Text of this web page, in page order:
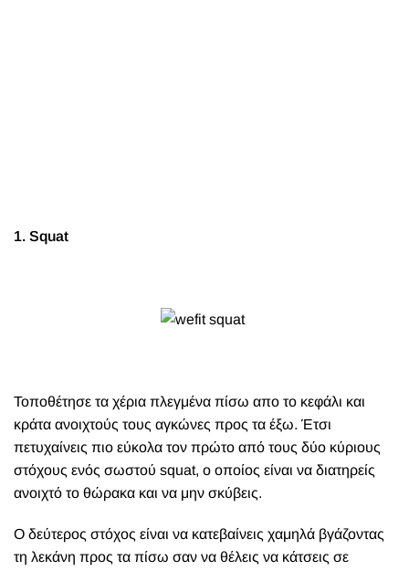
1. Squat
Τοποθέτησε τα χέρια πλεγμένα πίσω απο το κεφάλι και
κράτα ανοιχτούς τους αγκώνες προς τα έξω. Έτσι
πετυχαίνεις πιο εύκολα τον πρώτο από τους δύο κύριους
στόχους ενός σωστού squat, ο οποίος είναι να διατηρείς
ανοιχτό το θώρακα και να μην σκύβεις.
Ο δεύτερος στόχος είναι να κατεβαίνεις χαμηλά βγάζοντας
τη λεκάνη προς τα πίσω σαν να θέλεις να κάτσεις σε